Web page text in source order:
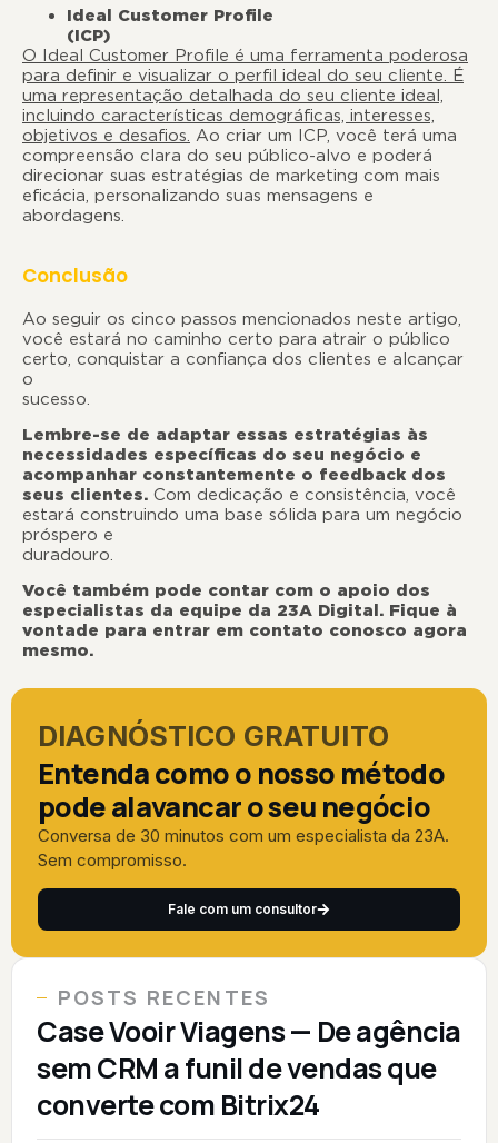
Ideal Customer Profile
O Ideal Customer Profile é uma ferramenta poderosa
para definir e visualizar o perfil ideal do seu cliente. É
uma representação detalhada do seu cliente ideal,
incluindo características demográficas, interesses,
objetivos e desafios. Ao criar um ICP, você terá uma
compreensão clara do seu público-alvo e poderá
direcionar suas estratégias de marketing com mais
eficácia, personalizando suas mensagens e
abordagens.
Conclusão
Ao seguir os cinco passos mencionados neste artigo,
você estará no caminho certo para atrair o público
certo, conquistar a confiança dos clientes e alcançar
o
Lembre-se de adaptar essas estratégias às
necessidades específicas do seu negócio e
acompanhar constantemente o feedback dos
seus clientes. Com dedicação e consistência, você
estará construindo uma base sólida para um negócio
próspero e
Você também pode contar com o apoio dos
especialistas da equipe da 23A Digital. Fique à
vontade para entrar em contato conosco agora
mesmo.
DIAGNÓSTICO GRATUITO
Entenda como o nosso método
pode alavancar o seu negócio
Conversa de 30 minutos com um especialista da 23A.
Sem compromisso.
Fale com um consultor
POSTS RECENTES
Case Vooir Viagens — De agência
sem CRM a funil de vendas que
converte com Bitrix24